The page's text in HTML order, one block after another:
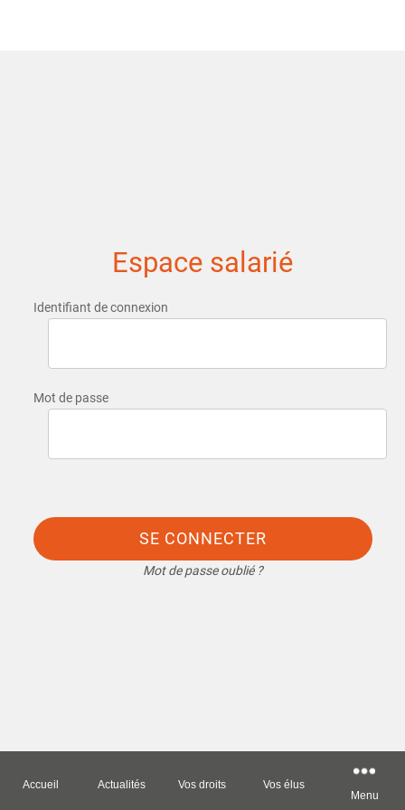
Espace salarié
Identifiant de connexion
Mot de passe
SE CONNECTER
Mot de passe oublié ?
Accueil Actualités Vos droits
Vos élus
Menu